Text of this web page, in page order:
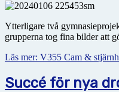
Ytterligare två
grupperna tog fina bilder att
Läs mer: V355 Cam &
Succé för nya